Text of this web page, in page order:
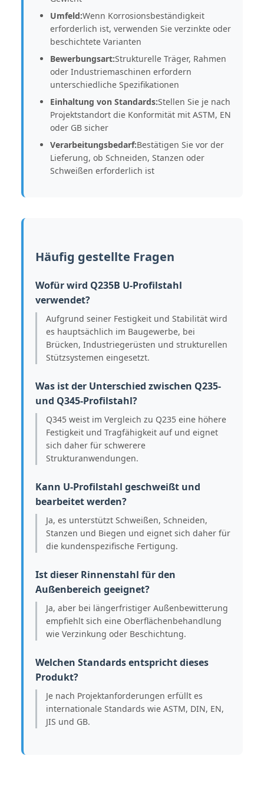
Umfeld:Wenn Korrosionsbeständigkeit
erforderlich ist, verwenden Sie verzinkte oder
beschichtete Varianten
Bewerbungsart:Strukturelle Träger, Rahmen
oder Industriemaschinen erfordern
unterschiedliche Spezifikationen
Einhaltung von Standards:Stellen Sie je nach
Projektstandort die Konformität mit ASTM, EN
oder GB sicher
Verarbeitungsbedarf:Bestätigen Sie vor der
Lieferung, ob Schneiden, Stanzen oder
Schweißen erforderlich ist
Häufig gestellte Fragen
Wofür wird Q235B U-Profilstahl
verwendet?
Aufgrund seiner Festigkeit und Stabilität wird
es hauptsächlich im Baugewerbe, bei
Brücken, Industriegerüsten und strukturellen
Stützsystemen eingesetzt.
Was ist der Unterschied zwischen Q235-
und Q345-Profilstahl?
Q345 weist im Vergleich zu Q235 eine höhere
Festigkeit und Tragfähigkeit auf und eignet
sich daher für schwerere
Strukturanwendungen.
Kann U-Profilstahl geschweißt und
bearbeitet werden?
Ja, es unterstützt Schweißen, Schneiden,
Stanzen und Biegen und eignet sich daher für
die kundenspezifische Fertigung.
Ist dieser Rinnenstahl für den
Außenbereich geeignet?
Ja, aber bei längerfristiger Außenbewitterung
empfiehlt sich eine Oberflächenbehandlung
wie Verzinkung oder Beschichtung.
Welchen Standards entspricht dieses
Produkt?
Je nach Projektanforderungen erfüllt es
internationale Standards wie ASTM, DIN, EN,
JIS und GB.